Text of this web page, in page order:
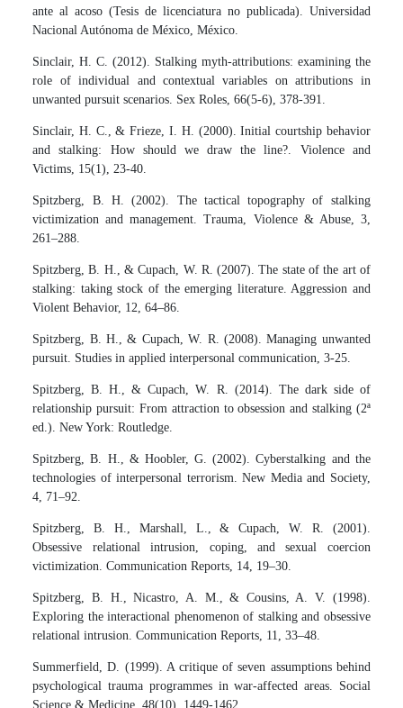
ante al acoso (Tesis de licenciatura no publicada). Universidad
Nacional Autónoma de México, México.
Sinclair, H. C. (2012). Stalking myth-attributions: examining the
role of individual and contextual variables on attributions in
unwanted pursuit scenarios. Sex Roles, 66(5-6), 378-391.
Sinclair, H. C., & Frieze, I. H. (2000). Initial courtship behavior
and stalking: How should we draw the line?. Violence and
Victims, 15(1), 23-40.
Spitzberg, B. H. (2002). The tactical topography of stalking
victimization and management. Trauma, Violence & Abuse, 3,
261–288.
Spitzberg, B. H., & Cupach, W. R. (2007). The state of the art of
stalking: taking stock of the emerging literature. Aggression and
Violent Behavior, 12, 64–86.
Spitzberg, B. H., & Cupach, W. R. (2008). Managing unwanted
pursuit. Studies in applied interpersonal communication, 3-25.
Spitzberg, B. H., & Cupach, W. R. (2014). The dark side of
relationship pursuit: From attraction to obsession and stalking (2ª
ed.). New York: Routledge.
Spitzberg, B. H., & Hoobler, G. (2002). Cyberstalking and the
technologies of interpersonal terrorism. New Media and Society,
4, 71–92.
Spitzberg, B. H., Marshall, L., & Cupach, W. R. (2001).
Obsessive relational intrusion, coping, and sexual coercion
victimization. Communication Reports, 14, 19–30.
Spitzberg, B. H., Nicastro, A. M., & Cousins, A. V. (1998).
Exploring the interactional phenomenon of stalking and obsessive
relational intrusion. Communication Reports, 11, 33–48.
Summerfield, D. (1999). A critique of seven assumptions behind
psychological trauma programmes in war-affected areas. Social
Science & Medicine, 48(10), 1449-1462.